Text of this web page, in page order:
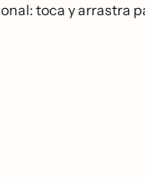
toca y arrastra